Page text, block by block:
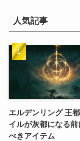
人気記事
エルデンリング 王
イルが灰都になる前
べきアイテム